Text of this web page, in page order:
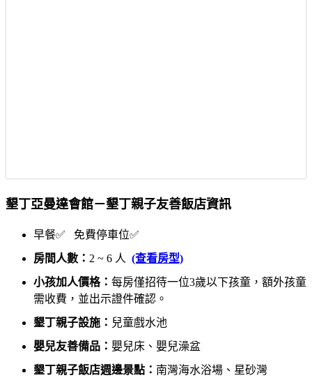
墾丁亞曼達會館－墾丁親子友善飯店資訊
早餐✅ 免費停車位✅
房間人數： 2 ~ 6 人 (查看房型)
小孩加人價格： 每房僅招待一位3歲以下孩童，額外孩童
需收費，並出示證件確認。
墾丁親子設施： 兒童戲水池
嬰兒友善備品： 嬰兒床、嬰兒澡盆
墾丁親子飯店週邊景點： 南灣海水浴場、星砂灣